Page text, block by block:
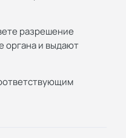
разрешение
органа и выдают